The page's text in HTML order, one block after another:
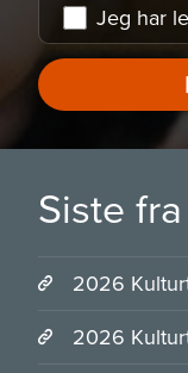
Jeg har
Siste
2026
2026